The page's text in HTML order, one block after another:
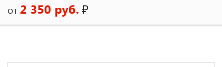
от 2 350 руб.₽